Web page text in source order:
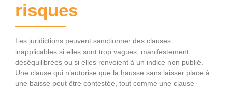
risques
Les juridictions peuvent sanctionner des clauses
inapplicables si elles sont trop vagues, manifestement
déséquilibrées ou si elles renvoient à un indice non publié.
Une clause qui n’autorise que la hausse sans laisser place à
une baisse peut être contestée, tout comme une clause